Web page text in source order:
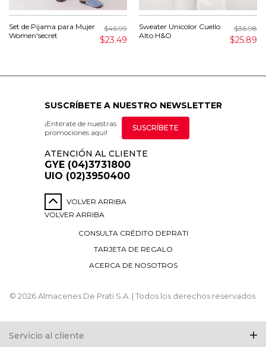
Set de Pijama para Mujer
Women'secret
$46.99
$23.49
Sweater Unicolor Cuello
Alto H&O
$36.98
$25.89
SUSCRÍBETE A NUESTRO NEWSLETTER
¡Entérate de nuestras
promociones aquí!
SUSCRÍBETE
ATENCIÓN AL CLIENTE
GYE (04)3731800
UIO (02)3950400
VOLVER ARRIBA
VOLVER ARRIBA
Servicio al cliente
CONSULTA CRÉDITO DEPRATI
TARJETA DE REGALO
ACERCA DE NOSOTROS
© 2026 Almacenes De Prati S.A. | Todos los derechos reservados.